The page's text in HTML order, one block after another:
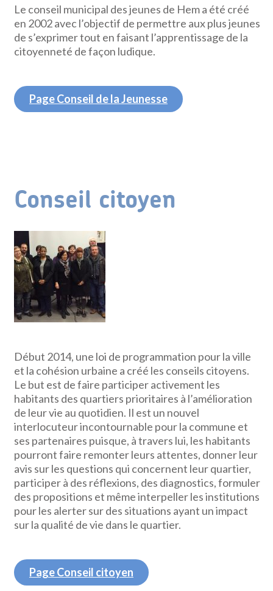
Le conseil municipal des jeunes de Hem a été créé
en 2002 avec l’objectif de permettre aux plus jeunes
de s’exprimer tout en faisant l’apprentissage de la
citoyenneté de façon ludique.
Page Conseil de la Jeunesse
Conseil citoyen
Début 2014, une loi de programmation pour la ville
et la cohésion urbaine a créé les conseils citoyens.
Le but est de faire participer activement les
habitants des quartiers prioritaires à l’amélioration
de leur vie au quotidien. Il est un nouvel
interlocuteur incontournable pour la commune et
ses partenaires puisque, à travers lui, les habitants
pourront faire remonter leurs attentes, donner leur
avis sur les questions qui concernent leur quartier,
participer à des réflexions, des diagnostics, formuler
des propositions et même interpeller les institutions
pour les alerter sur des situations ayant un impact
sur la qualité de vie dans le quartier.
Page Conseil citoyen